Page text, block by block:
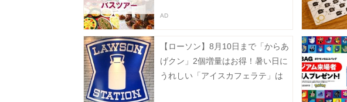
【ローソン】8月10日まで「からあ
げクン」2個増量はお得！暑い日に
うれしい「アイスカフェラテ」は